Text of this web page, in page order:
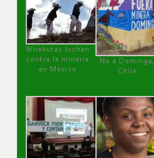
Wirakutas luchan
contra la minería
en México
No a Dominga,
Chile